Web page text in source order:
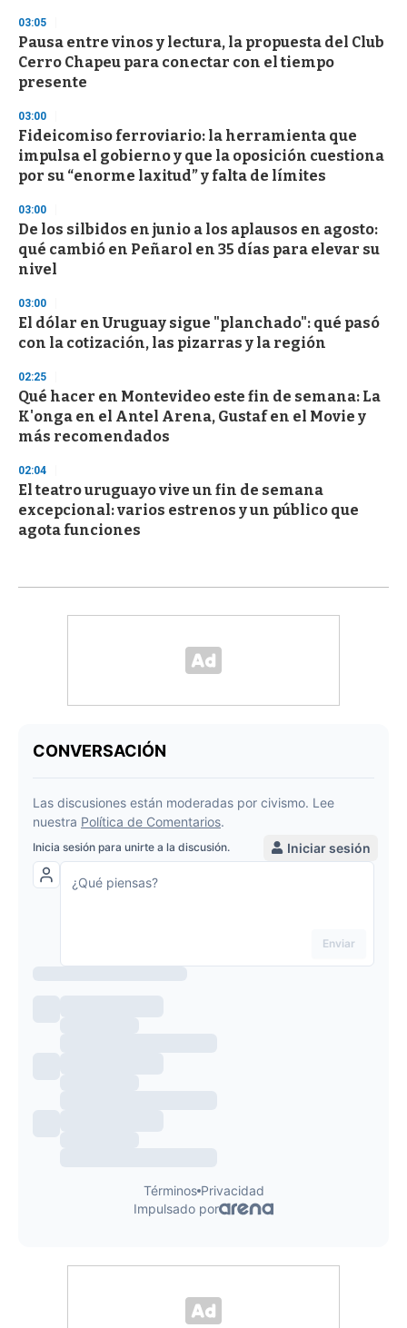
d
s
03:05
Pausa entre vinos y lectura, la propuesta del Club
Cerro Chapeu para conectar con el tiempo
presente
03:00
Fideicomiso ferroviario: la herramienta que
impulsa el gobierno y que la oposición cuestiona
por su “enorme laxitud” y falta de límites
03:00
De los silbidos en junio a los aplausos en agosto:
qué cambió en Peñarol en 35 días para elevar su
nivel
03:00
El dólar en Uruguay sigue "planchado": qué pasó
con la cotización, las pizarras y la región
02:25
Qué hacer en Montevideo este fin de semana: La
K'onga en el Antel Arena, Gustaf en el Movie y
más recomendados
02:04
El teatro uruguayo vive un fin de semana
excepcional: varios estrenos y un público que
agota funciones